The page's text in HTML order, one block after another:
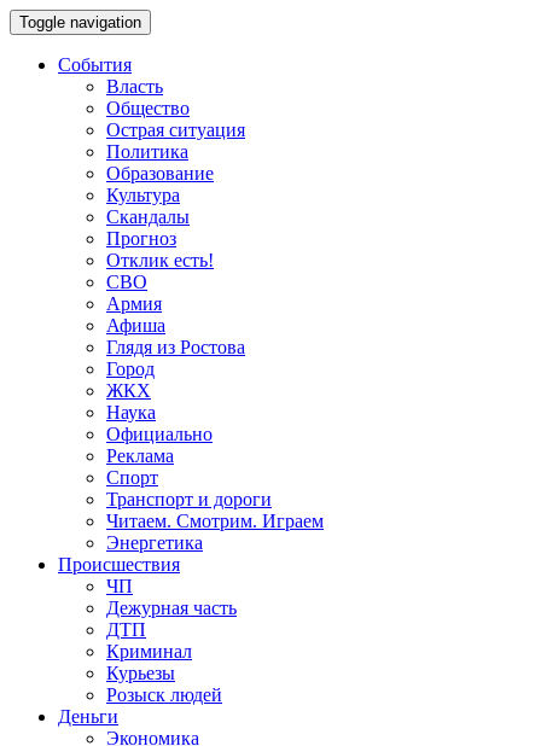
Toggle navigation
События
Власть
Общество
Острая ситуация
Политика
Образование
Культура
Скандалы
Прогноз
Отклик есть!
СВО
Армия
Афиша
Глядя из Ростова
Город
ЖКХ
Наука
Официально
Реклама
Спорт
Транспорт и дороги
Читаем. Смотрим. Играем
Энергетика
Происшествия
ЧП
Дежурная часть
ДТП
Криминал
Курьезы
Розыск людей
Деньги
Экономика